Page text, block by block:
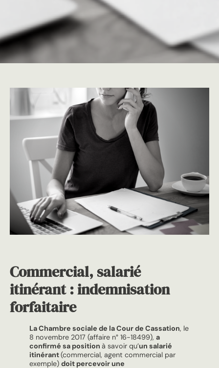
Commercial, salarié
itinérant :indemnisation
forfaitaire
La Chambre sociale de la Cour de Cassation, le
8 novembre 2017 (affaire n° 16-18499), a
confirmé sa position à savoir qu’un salarié
itinérant(commercial, agent commercial par
exemple) doit percevoir une